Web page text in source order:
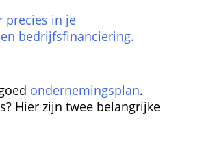
precies in je
bedrijfs­financiering.
ondernemingsplan.
Hier zijn twee belangrijke